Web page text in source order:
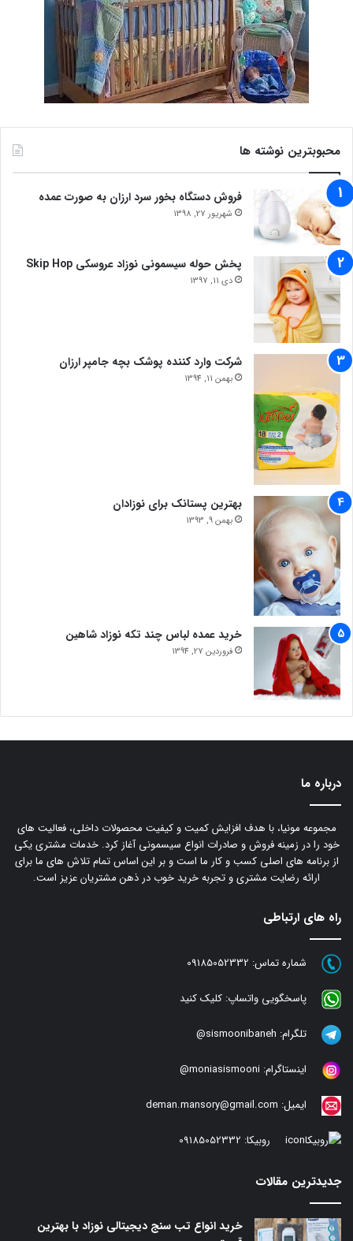
محبوبترین نوشته ها
فروش دستگاه بخور سرد ارزان به صورت عمده
شهریور 27, 1398
پخش حوله سیسمونی نوزاد عروسکی Skip Hop
دی 11, 1397
شرکت وارد کننده پوشک بچه جامپر ارزان
بهمن 11, 1394
بهترین پستانک برای نوزادان
بهمن 9, 1393
خرید عمده لباس چند تکه نوزاد شاهین
فروردین 27, 1394
درباره ما
مجموعه مونیا، با هدف افزایش کمیت و کیفیت محصولات داخلی، فعالیت های
خود را در زمینه فروش و صادرات انواع سیسمونی آغاز کرد. خدمات مشتری یکی
از برنامه های اصلی کسب و کار ما است و بر این اساس تمام تلاش های ما برای
ارائه رضایت مشتری و تجربه خرید خوب در ذهن مشتریان عزیز است.
راه های ارتباطی
شماره تماس: 09185052332
پاسخگویی واتساپ: کلیک کنید
تلگرام: sismoonibaneh@
اینستاگرام: moniasismooni@
ایمیل: deman.mansory@gmail.com
روبیکا: 09185052332
جدیدترین مقالات
خرید انواع تب سنج دیجیتالی نوزاد با بهترین